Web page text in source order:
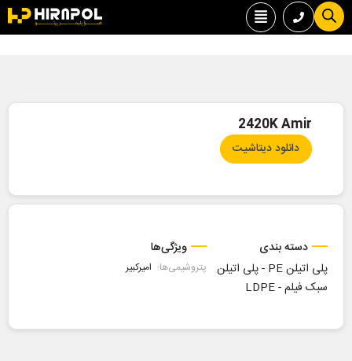
2420K Amir
دانلود دیتاشیت
دسته بندی
پلی اتیلن PE
-پلی اتیلن
سبک فیلم - LDPE
ویژگی‌ها
پتروشیمی‌ها: امیرکبیر